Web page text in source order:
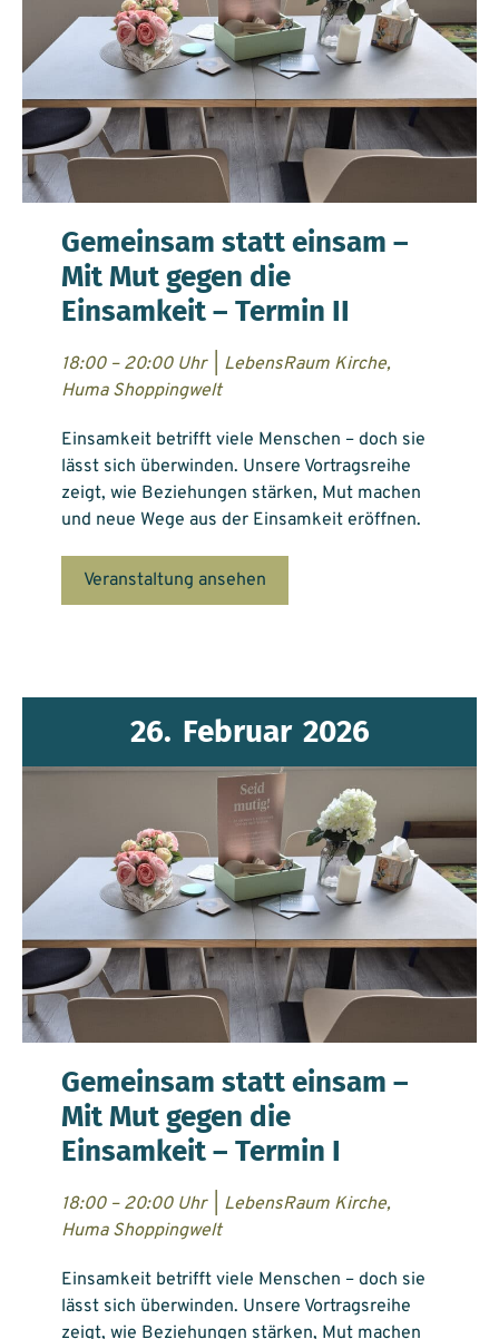
Gemeinsam statt einsam –
Mit Mut gegen die
Einsamkeit – Termin II
18:00 – 20:00 Uhr
LebensRaum Kirche,
Huma Shoppingwelt
Einsamkeit betrifft viele Menschen – doch sie
lässt sich überwinden. Unsere Vortragsreihe
zeigt, wie Beziehungen stärken, Mut machen
und neue Wege aus der Einsamkeit eröffnen.
Veranstaltung ansehen
26. Februar 2026
Gemeinsam statt einsam –
Mit Mut gegen die
Einsamkeit – Termin I
18:00 – 20:00 Uhr
LebensRaum Kirche,
Huma Shoppingwelt
Einsamkeit betrifft viele Menschen – doch sie
lässt sich überwinden. Unsere Vortragsreihe
zeigt, wie Beziehungen stärken, Mut machen